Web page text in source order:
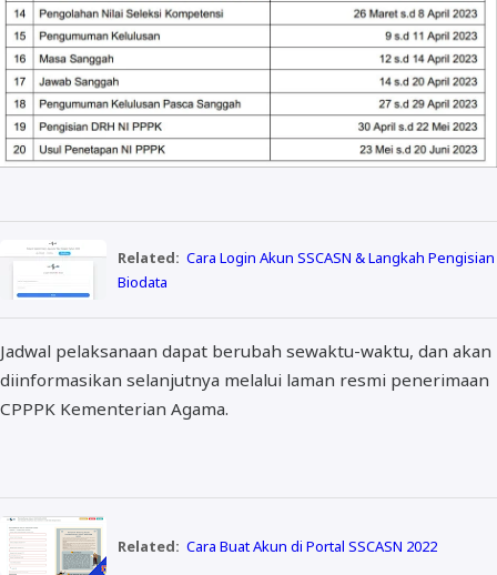
Related: Cara Login Akun SSCASN & Langkah Pengisian
Biodata
Jadwal pelaksanaan dapat berubah sewaktu-waktu, dan akan
diinformasikan selanjutnya melalui laman resmi penerimaan
CPPPK Kementerian Agama.
Related: Cara Buat Akun di Portal SSCASN 2022